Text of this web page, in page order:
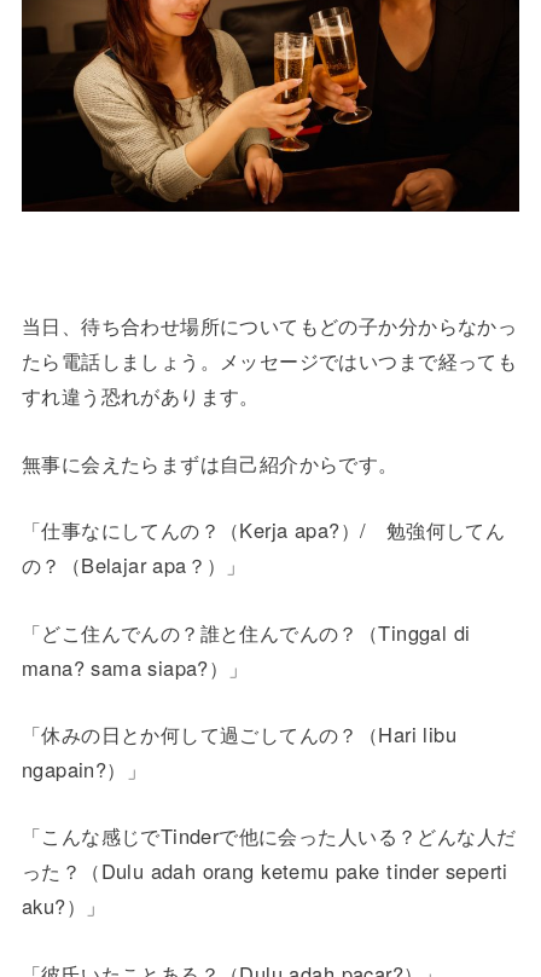
当日、待ち合わせ場所についてもどの子か分からなかっ
たら電話しましょう。メッセージではいつまで経っても
すれ違う恐れがあります。
無事に会えたらまずは自己紹介からです。
「仕事なにしてんの？（Kerja apa?）/ 勉強何してん
の？（Belajar apa？）」
「どこ住んでんの？誰と住んでんの？（Tinggal di
mana? sama siapa?）」
「休みの日とか何して過ごしてんの？（Hari libu
ngapain?）」
「こんな感じでTinderで他に会った人いる？どんな人だ
った？（Dulu adah orang ketemu pake tinder seperti
aku?）」